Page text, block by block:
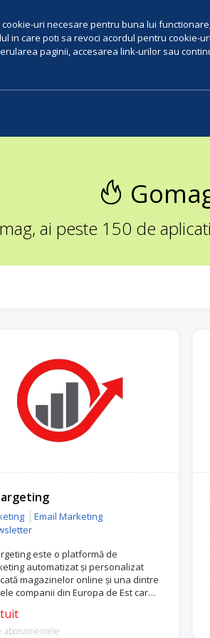
uri necesare pentru buna lui
in care poti sa revoci acordul pentru cookie-
paginii, accesarea link-urilor sau
ai peste 150 de
Email Marketing
este o platformă de
automatizat și personalizat
magazinelor online și una dintre
companii din Europa de Est care
Premier Partner.
abonamentele